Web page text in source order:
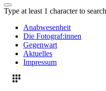
Type at least 1 character to search
Anabwesenheit
Die Fotograf:innen
Gegenwart
Aktuelles
Impressum